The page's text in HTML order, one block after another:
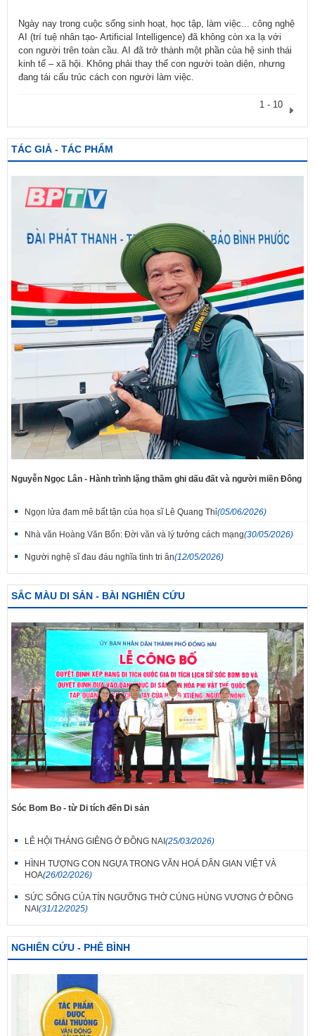
Ngày nay trong cuộc sống sinh hoạt, học tập, làm việc... công nghệ
AI (trí tuệ nhân tạo- Artificial Intelligence) đã không còn xa lạ với
con người trên toàn cầu. AI đã trở thành một phần của hệ sinh thái
kinh tế – xã hội. Không phải thay thế con người toàn diện, nhưng
đang tái cấu trúc cách con người làm việc.
1 - 10
TÁC GIẢ - TÁC PHẨM
Nguyễn Ngọc Lân - Hành trình lặng thầm ghi dấu đất và người miền Đông
Ngọn lửa đam mê bất tận của họa sĩ Lê Quang Thỉ(05/06/2026)
Nhà văn Hoàng Văn Bổn: Đời văn và lý tưởng cách mạng(30/05/2026)
Người nghệ sĩ đau đáu nghĩa tình tri ân(12/05/2026)
SẮC MÀU DI SẢN - BÀI NGHIÊN CỨU
Sóc Bom Bo - từ Di tích đến Di sản
LỄ HỘI THÁNG GIÊNG Ở ĐỒNG NAI (25/03/2026)
HÌNH TƯỢNG CON NGỰA TRONG VĂN HOÁ DÂN GIAN VIỆT VÀ
HOA(26/02/2026)
SỨC SỐNG CỦA TÍN NGƯỠNG THỜ CÚNG HÙNG VƯƠNG Ở ĐỒNG
NAI (31/12/2025)
NGHIÊN CỨU - PHÊ BÌNH